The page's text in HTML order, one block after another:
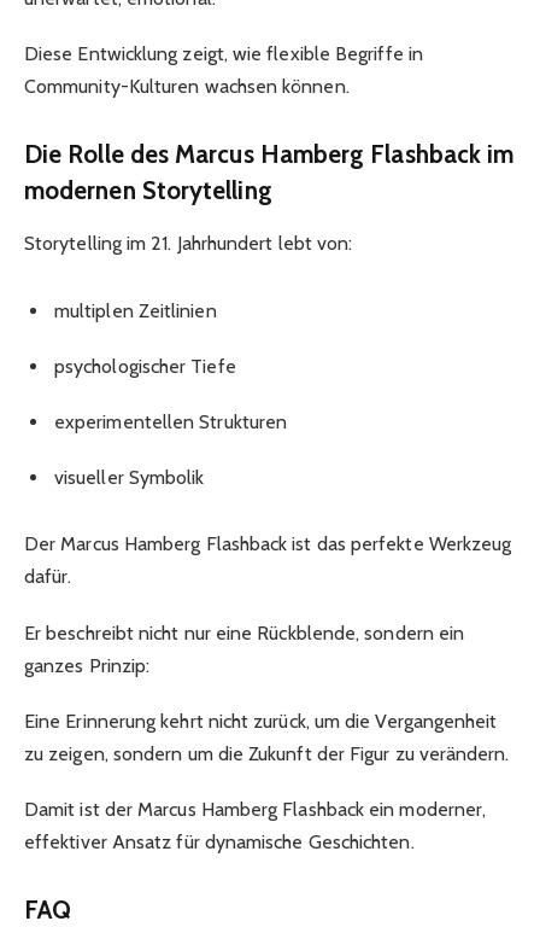
Diese Entwicklung zeigt, wie flexible Begriffe in
Community-Kulturen wachsen können.
Die Rolle des Marcus Hamberg Flashback im
modernen Storytelling
Storytelling im 21. Jahrhundert lebt von:
multiplen Zeitlinien
psychologischer Tiefe
experimentellen Strukturen
visueller Symbolik
Der Marcus Hamberg Flashback ist das perfekte Werkzeug
dafür.
Er beschreibt nicht nur eine Rückblende, sondern ein
ganzes Prinzip:
Eine Erinnerung kehrt nicht zurück, um die Vergangenheit
zu zeigen, sondern um die Zukunft der Figur zu verändern.
Damit ist der Marcus Hamberg Flashback ein moderner,
effektiver Ansatz für dynamische Geschichten.
FAQ